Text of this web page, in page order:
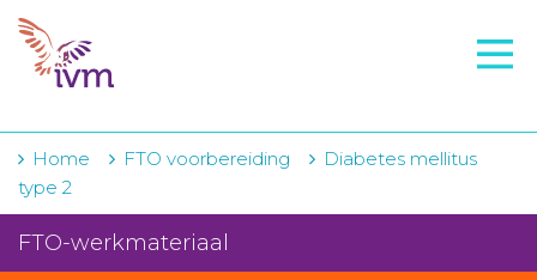
VMI
IVM-academie
Zorginstellingen
Voorschrijfgedrag
Home FTO voorbereiding
Diabetes mellitus
type 2
FTO-werkmateriaal